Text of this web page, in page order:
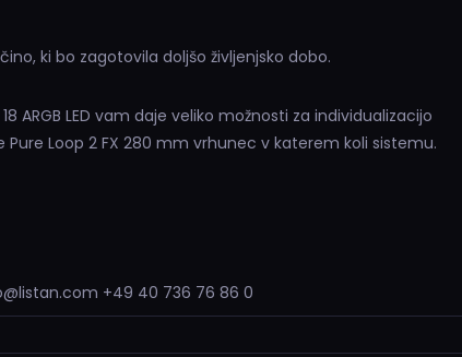
ki bo zagotovila doljšo življenjsko dobo.
ARGB LED vam daje veliko možnosti za individualizacijo
Loop 2 FX 280 mm vrhunec v katerem koli sistemu.
+49 40 736 76 86 0